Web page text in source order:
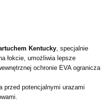
Kentucky , specjalnie
łokcie, umożliwia lepsze
ochronie EVA ogranicza
przed potencjalnymi urazami